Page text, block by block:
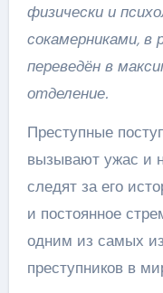
физически и
сокамерниками, в
переведён в
отделение.
Преступные
вызывают ужас и
следят за его
и постоянное
одним из самых
преступников в